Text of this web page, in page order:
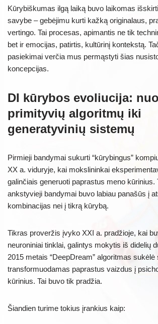
Kūrybiškumas ilgą laiką buvo laikomas
savybe – gebėjimu kurti kažką originalaus,
vertingo. Tai procesas, apimantis ne tik
bet ir emocijas, patirtis, kultūrinį kontekstą.
pasiekimai verčia mus permąstyti šias
koncepcijas.
DI kūrybos evoliucija: nuo
primityvių algoritmų iki
generatyvinių sistemų
Pirmieji bandymai sukurti “kūrybingus”
XX a. viduryje, kai mokslininkai
galinčiais generuoti paprastus meno kūrinius.
ankstyvieji bandymai buvo labiau panašūs į
kombinacijas nei į tikrą kūrybą.
Tikras proveržis įvyko XXI a. pradžioje, kai
neuroniniai tinklai, galintys mokytis iš didelių
2015 metais “DeepDream” algoritmas sukėlė
transformuodamas paprastus vaizdus į
kūrinius. Tai buvo tik pradžia.
Šiandien turime tokius įrankius kaip: